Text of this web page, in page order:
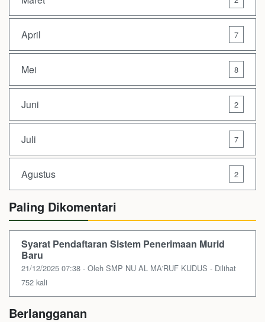
April 7
Mei 8
Juni 2
Juli 7
Agustus 2
Paling Dikomentari
Syarat Pendaftaran Sistem Penerimaan Murid
Baru
21/12/2025 07:38 - Oleh SMP NU AL MA'RUF KUDUS - Dilihat
752 kali
Berlangganan